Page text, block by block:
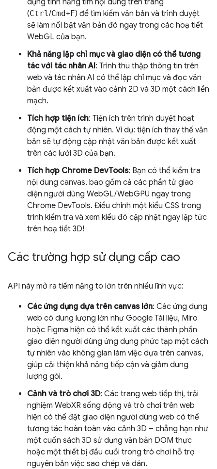
dụng tính năng tìm nội dung trên trang
(Ctrl/Cmd+F) để tìm kiếm văn bản và trình duyệt
sẽ làm nổi bật văn bản đó ngay trong các hoạ tiết
WebGL của bạn.
Khả năng lập chỉ mục và giao diện có thể tương
tác với tác nhân AI: Trình thu thập thông tin trên
web và tác nhân AI có thể lập chỉ mục và đọc văn
bản được kết xuất vào cảnh 2D và 3D một cách liền
mạch.
Tích hợp tiện ích: Tiện ích trên trình duyệt hoạt
động một cách tự nhiên. Ví dụ: tiện ích thay thế văn
bản sẽ tự động cập nhật văn bản được kết xuất
trên các lưới 3D của bạn.
Tích hợp Chrome DevTools: Bạn có thể kiểm tra
nội dung canvas, bao gồm cả các phần tử giao
diện người dùng WebGL/WebGPU ngay trong
Chrome DevTools. Điều chỉnh một kiểu CSS trong
trình kiểm tra và xem kiểu đó cập nhật ngay lập tức
trên hoạ tiết 3D!
Các trường hợp sử dụng cấp cao
API này mở ra tiềm năng to lớn trên nhiều lĩnh vực:
Các ứng dụng dựa trên canvas lớn: Các ứng dụng
web có dung lượng lớn như Google Tài liệu, Miro
hoặc Figma hiện có thể kết xuất các thành phần
giao diện người dùng ứng dụng phức tạp một cách
tự nhiên vào không gian làm việc dựa trên canvas,
giúp cải thiện khả năng tiếp cận và giảm dung
lượng gói.
Cảnh và trò chơi 3D: Các trang web tiếp thị, trải
nghiệm WebXR sống động và trò chơi trên web
hiện có thể đặt giao diện người dùng web có thể
tương tác hoàn toàn vào cảnh 3D – chẳng hạn như
một cuốn sách 3D sử dụng văn bản DOM thực
hoặc một thiết bị đầu cuối trong trò chơi hỗ trợ
nguyên bản việc sao chép và dán.